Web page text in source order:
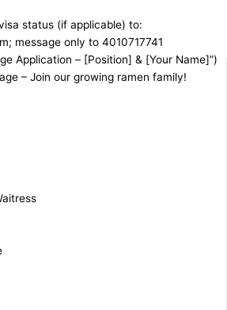
status (if applicable) to:
message only to 4010717741
Application – [Position] & [Your Name]”)
– Join our growing ramen family!